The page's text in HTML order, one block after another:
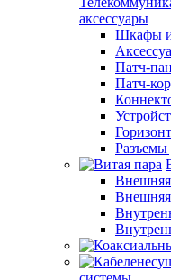
аксессуары
Шкафы и
Патч-
Патч-
Разъемы
Внешняя
Внешняя